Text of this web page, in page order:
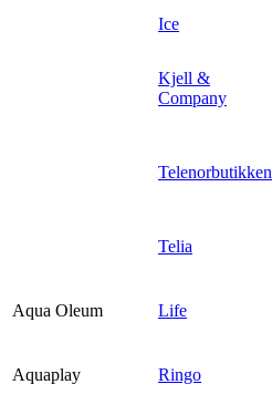
Ice
Kjell &
Company
Telenorbutikken
Telia
Aqua Oleum Life
Aquaplay Ringo